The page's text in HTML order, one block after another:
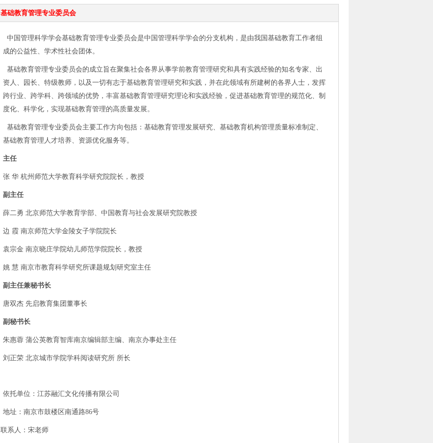
基础教育管理专业委员会
中国管理科学学会基础教育管理专业委员会是中国管理科学学会的分支机构，是由我国 基础教育工作者组
成的公益性、学术性社会团体。
基础教育管理专业委员会的成立旨在聚集社会各界从事学前教育管理研究和具有实践经验的知名专家、出
资人、园长、特级教师，以及一切有志于基础教育管理研究和实践，并在此领域有所建树的各界人士，发挥
跨行业、跨学科、跨领域的优势，丰富基础教育管理研究理论和实践经验，促进基础教育管理的规范化、制
度化、科学化，实现基础教育管理的高质量发展。
基础教育管理专业委员会主要工作方向包括： 基础教育管理发展研究、 基础教育机构管理质量标准制定、
基础教育管理人才培养、资源优化服务等。
主任
张 华 杭州师范大学教育科学研究院院长，教授
副主任
薛二勇 北京师范大学教育学部、中国教育与社会发展研究院教授
边 霞 南京师范大学金陵女子学院院长
袁宗金 南京晓庄学院幼儿师范学院院长，教授
姚 慧 南京市教育科学研究所课题规划研究室主任
副主任兼秘书长
唐双杰 先启教育集团董事长
副秘书长
朱惠蓉 蒲公英教育智库南京编辑部主编、南京办事处主任
刘正荣 北京城市学院学科阅读研究所 所长
依托单位：江苏融汇文化传播有限公司
地址：南京市鼓楼区南通路86号
联系人：宋老师